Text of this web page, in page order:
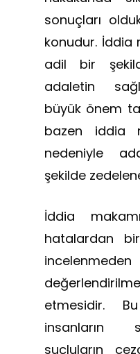
sonuçları
konudur. İddia
adil bir
adaletin
büyük önem
bazen iddia
nedeniyle
şekilde
İddia
hatalardan
etmesidir.
insanların
suçluların